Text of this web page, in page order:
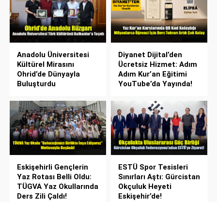
Anadolu Üniversitesi
Kültürel Mirasını
Ohrid’de Dünyayla
Buluşturdu
Diyanet Dijital’den
Ücretsiz Hizmet: Adım
Adım Kur’an Eğitimi
YouTube’da Yayında!
Eskişehirli Gençlerin
Yaz Rotası Belli Oldu:
TÜGVA Yaz Okullarında
Ders Zili Çaldı!
ESTÜ Spor Tesisleri
Sınırları Aştı: Gürcistan
Okçuluk Heyeti
Eskişehir’de!